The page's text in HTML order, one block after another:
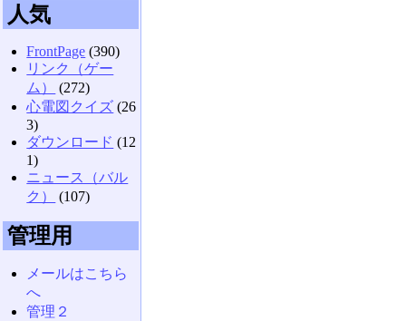
人気
FrontPage (390)
リンク（ゲー
ム）
(272)
心電図クイズ (26
3)
ダウンロード (12
1)
ニュース（バル
ク）
(107)
管理用
メールはこちら
へ
管理２